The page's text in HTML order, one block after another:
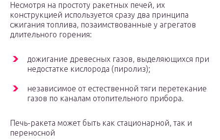
Несмотря на простоту ракетных печей, их
конструкцией используется сразу два принципа
сжигания топлива, позаимствованные у агрегатов
длительного горения:
дожигание древесных газов, выделяющихся при
недостатке кислорода (пиролиз);
независимое от естественной тяги перетекание
газов по каналам отопительного прибора.
Печь-ракета может быть как стационарной, так и
переносной